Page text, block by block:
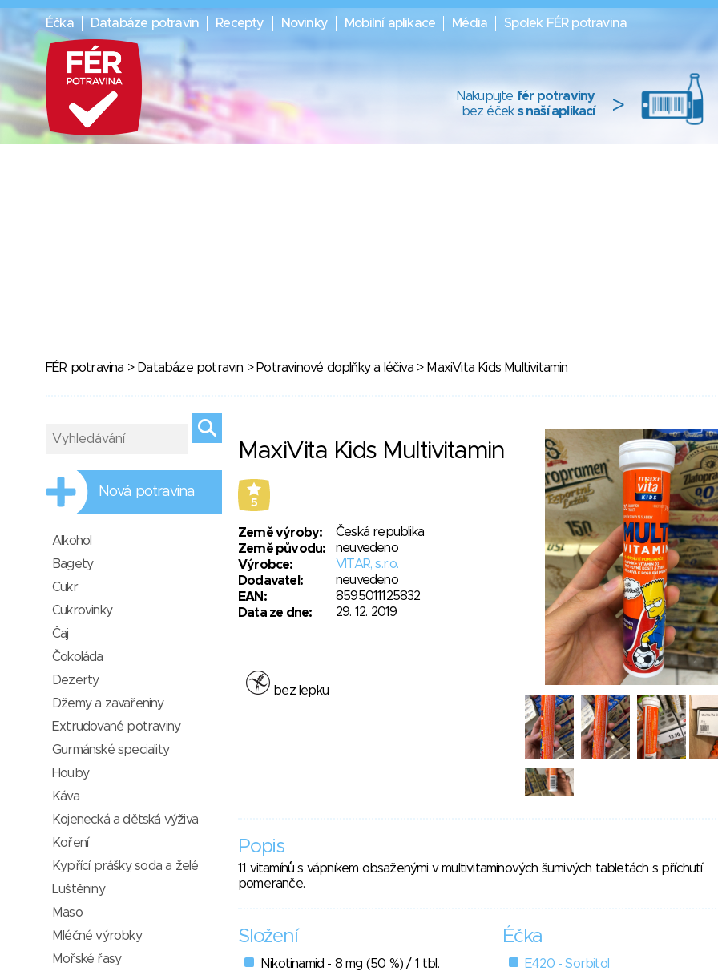
Éčka Databáze potravin Recepty Novinky Mobilní aplikace Média Spolek FÉR potravina
Nakupujte fér potraviny
bez éček s naší aplikací >
FÉR potravina > Databáze potravin > Potravinové doplňky a léčiva> MaxiVita Kids Multivitamin
MaxiVita Kids Multivitamin
5
Země výroby:
Česká republika
Země původu:
neuvedeno
Výrobce:
VITAR, s.r.o.
Dodavatel:
neuvedeno
EAN:
8595011125832
Data ze dne:
29. 12. 2019
bez lepku
Popis
11 vitamínů s vápníkem obsaženými v multivitaminových šumivých tabletách s příchutí
pomeranče.
Složení
Nikotinamid - 8 mg (50 %) / 1 tbl.
Éčka
E420 - Sorbitol
Nová potravina
Alkohol
Bagety
Cukr
Cukrovinky
Čaj
Čokoláda
Dezerty
Džemy a zavařeniny
Extrudované potraviny
Gurmánské speciality
Houby
Káva
Kojenecká a dětská výživa
Koření
Kypřící prášky, soda a želé
Luštěniny
Maso
Mléčné výrobky
Mořské řasy